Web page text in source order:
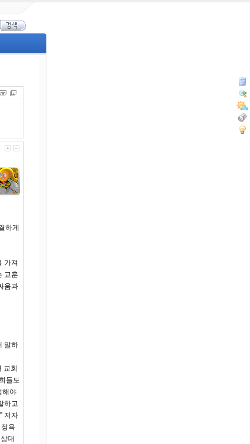
하게
가져
교훈
움과
말하
교회
들도
해야
하고
저자
욕
대